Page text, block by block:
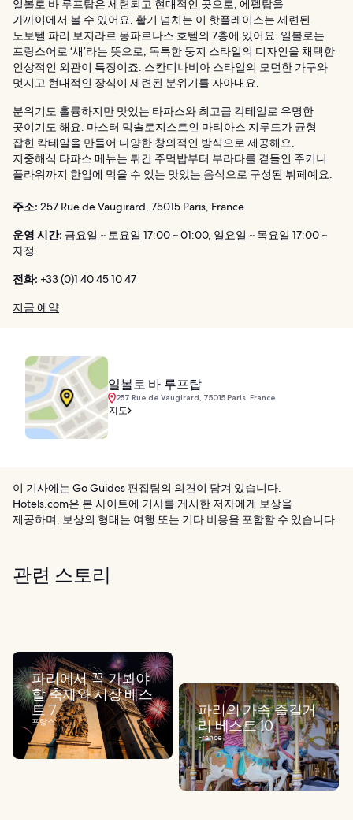
일볼로 바 루프탑은 세련되고 현대적인 곳으로, 에펠탑을
가까이에서 볼 수 있어요. 활기 넘치는 이 핫플레이스는 세련된
노보텔 파리 보지라르 몽파르나스 호텔의 7층에 있어요. 일볼로는
프랑스어로 ‘새’라는 뜻으로, 독특한 둥지 스타일의 디자인을 채택한
인상적인 외관이 특징이죠. 스칸디나비아 스타일의 모던한 가구와
멋지고 현대적인 장식이 세련된 분위기를 자아내요.
분위기도 훌륭하지만 맛있는 타파스와 최고급 칵테일로 유명한
곳이기도 해요. 마스터 믹솔로지스트인 마티아스 지루드가 균형
잡힌 칵테일을 만들어 다양한 창의적인 방식으로 제공해요.
지중해식 타파스 메뉴는 튀긴 주먹밥부터 부라타를 곁들인 주키니
플라워까지 한입에 먹을 수 있는 맛있는 음식으로 구성된 뷔페예요.
주소: 257 Rue de Vaugirard, 75015 Paris, France
운영 시간: 금요일 ~ 토요일 17:00 ~ 01:00, 일요일 ~ 목요일 17:00 ~
자정
전화: +33 (0)1 40 45 10 47
지금 예약
일볼로 바 루프탑
257 Rue de Vaugirard, 75015 Paris, France
지도
이 기사에는 Go Guides 편집팀의 의견이 담겨 있습니다.
Hotels.com은 본 사이트에 기사를 게시한 저자에게 보상을
제공하며, 보상의 형태는 여행 또는 기타 비용을 포함할 수 있습니다.
관련 스토리
파리에서 꼭 가봐야
할 축제와 시장 베스
트 7
프랑스
파리의 가족 즐길거
리 베스트 10
France